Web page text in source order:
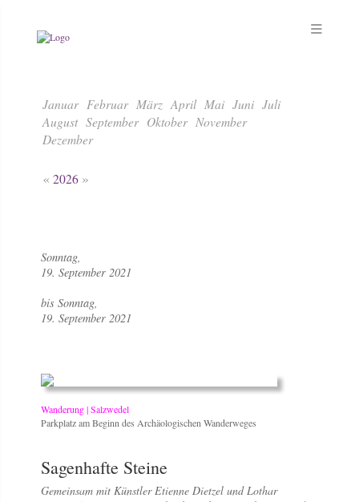
Januar Februar März April Mai Juni Juli
August September Oktober November
Dezember
« 2026 »
Sonntag,
19. September 2021
bis Sonntag,
19. September 2021
Wanderung | Salzwedel
Parkplatz am Beginn des Archäologischen Wanderweges
Sagenhafte Steine
Gemeinsam mit Künstler Etienne Dietzel und Lothar